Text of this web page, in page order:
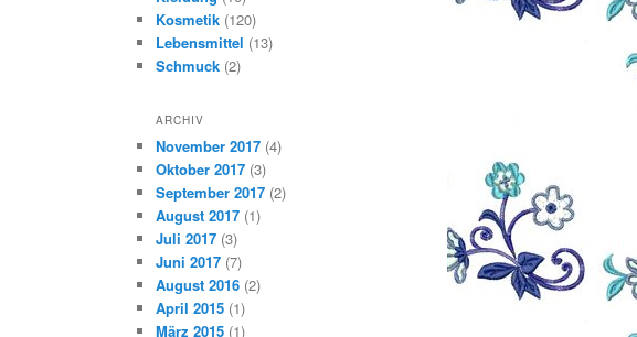
Kosmetik (120)
Lebensmittel (13)
Schmuck (2)
ARCHIV
November 2017 (4)
Oktober 2017 (3)
September 2017 (2)
August 2017 (1)
Juli 2017 (3)
Juni 2017 (7)
August 2016 (2)
April 2015 (1)
März 2015 (1)